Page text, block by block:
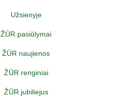
Užsienyje
ŽŪR pasiūlymai
ŽŪR naujienos
ŽŪR renginiai
ŽŪR jubiliejus